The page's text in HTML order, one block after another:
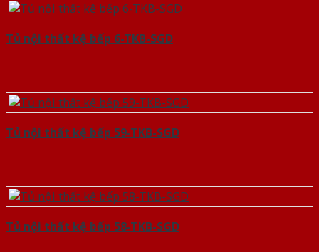
Tủ nội thất kệ bếp 6-TKB-SGD
Tủ nội thất kệ bếp 59-TKB-SGD
Tủ nội thất kệ bếp 58-TKB-SGD